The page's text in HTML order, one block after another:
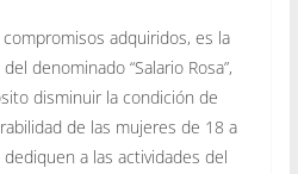
adquiridos, es la
denominado “Salario Rosa”,
disminuir la condición de
de las mujeres de 18 a
a las actividades del